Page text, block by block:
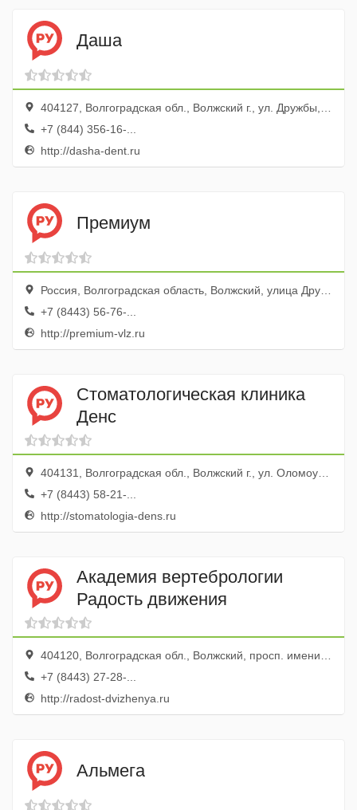
Даша
404127, Волгоградская обл., Волжский г., ул. Дружбы, 16
+7 (844) 356-16-...
http://dasha-dent.ru
Премиум
Россия, Волгоградская область, Волжский, улица Дружбы, 107
+7 (8443) 56-76-...
http://premium-vlz.ru
Стоматологическая клиника
Денс
404131, Волгоградская обл., Волжский г., ул. Оломоуцкая, 37
+7 (8443) 58-21-...
http://stomatologia-dens.ru
Академия вертебрологии
Радость движения
404120, Волгоградская обл., Волжский, просп. имени Ленина, 97
+7 (8443) 27-28-...
http://radost-dvizhenya.ru
Альмега